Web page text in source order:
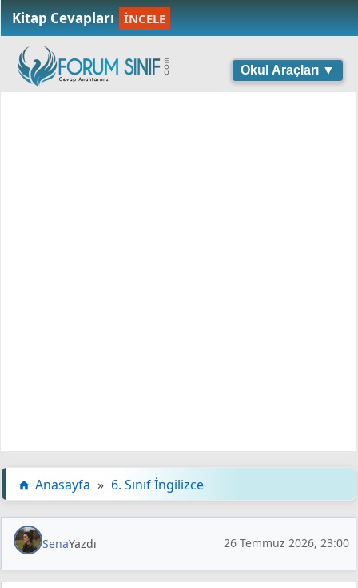
Kitap Cevapları İNCELE
Okul Araçları ▼
Anasayfa » 6. Sınıf İngilizce
SenaYazdı 26 Temmuz 2026, 23:00